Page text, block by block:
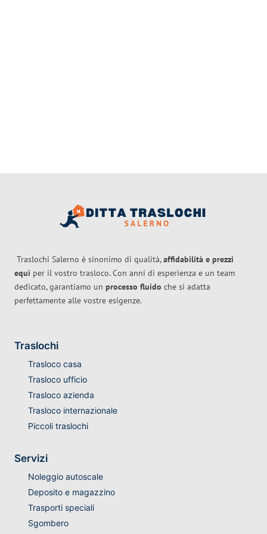
Traslochi Salerno è sinonimo di qualità,affidabilità e prezzi
equi per il vostro trasloco. Con anni di esperienza e un team
dedicato, garantiamo un processo fluido che si adatta
perfettamente alle vostre esigenze.
Traslochi
Trasloco casa
Trasloco ufficio
Trasloco azienda
Trasloco internazionale
Piccoli traslochi
Servizi
Noleggio autoscale
Deposito e magazzino
Trasporti speciali
Sgombero